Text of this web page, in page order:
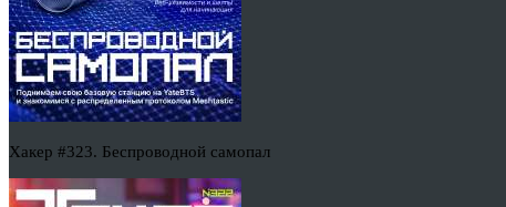
Хакер #323. Беспроводной самопал